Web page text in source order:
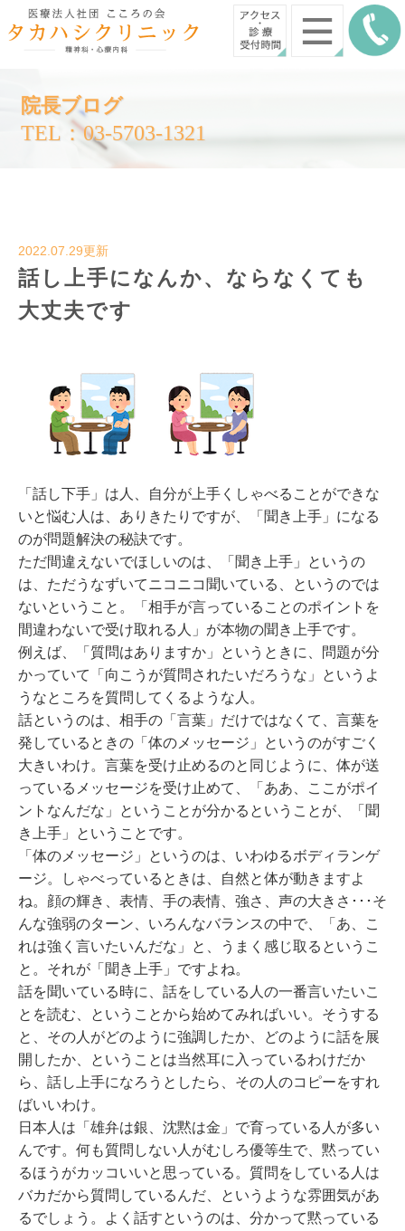
院長ブログ
TEL：03-5703-1321
2022.07.29更新
話し上手になんか、ならなくても
大丈夫です
「話し下手」は人、自分が上手くしゃべることができな
いと悩む人は、ありきたりですが、「聞き上手」になる
のが問題解決の秘訣です。
ただ間違えないでほしいのは、「聞き上手」というの
は、ただうなずいてニコニコ聞いている、というのでは
ないということ。「相手が言っていることのポイントを
間違わないで受け取れる人」が本物の聞き上手です。
例えば、「質問はありますか」というときに、問題が分
かっていて「向こうが質問されたいだろうな」というよ
うなところを質問してくるような人。
話というのは、相手の「言葉」だけではなくて、言葉を
発しているときの「体のメッセージ」というのがすごく
大きいわけ。言葉を受け止めるのと同じように、体が送
っているメッセージを受け止めて、「ああ、ここがポイ
ントなんだな」ということが分かるということが、「聞
き上手」ということです。
「体のメッセージ」というのは、いわゆるボディランゲ
ージ。しゃべっているときは、自然と体が動きますよ
ね。顔の輝き、表情、手の表情、強さ、声の大きさ･･･そ
んな強弱のターン、いろんなバランスの中で、「あ、こ
れは強く言いたいんだな」と、うまく感じ取るというこ
と。それが「聞き上手」ですよね。
話を聞いている時に、話をしている人の一番言いたいこ
とを読む、ということから始めてみればいい。そうする
と、その人がどのように強調したか、どのように話を展
開したか、ということは当然耳に入っているわけだか
ら、話し上手になろうとしたら、その人のコピーをすれ
ばいいわけ。
日本人は「雄弁は銀、沈黙は金」で育っている人が多い
んです。何も質問しない人がむしろ優等生で、黙ってい
るほうがカッコいいと思っている。質問をしている人は
バカだから質問しているんだ、というような雰囲気があ
るでしょう。よく話すというのは、分かって黙っている